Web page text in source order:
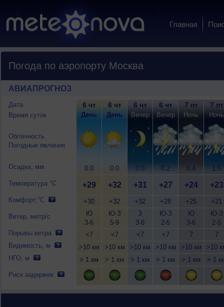
Главная
Погода по аэропорту Москва
АВИАПРОГНОЗ
Дата
Время суток
Облачность
Погодные явления
Осадки, мм
Температура °C
Комфорт,°C
Ветер, метр/с
Порывы ветра
Видимость, м
НГО, м
Риск задержек
6 чт
День
0.0
+29
+30
Ю
3-6
<7
>10 км
> 1 км
6 чт
День
0.0
+32
+32
Ю-З
5-9
<7
>10 км
> 1 км
6 чт
Вечер
0.0
+31
+32
З
3-6
<7
>10 км
> 1 км
6 чт
Вечер
0.2
+27
+28
Ю-З
2-5
<7
>10 км
> 1 км
7 пт
Ночь
0.4
+24
+25
Ю
3-6
7
>10 км
> 1 км
7 пт
Ночь
1.5
+23
+21
Ю-З
2-5
7
>10
> 1